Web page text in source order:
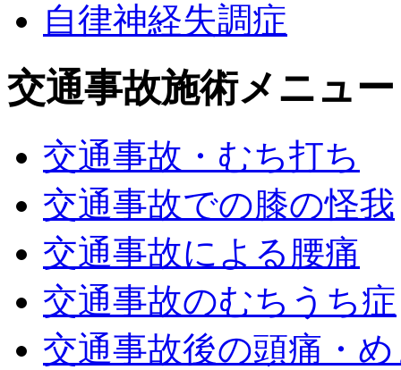
自律神経失調症
交通事故施術メニュー
交通事故・むち打ち
交通事故での膝の怪我
交通事故による腰痛
交通事故のむちうち症
交通事故後の頭痛・